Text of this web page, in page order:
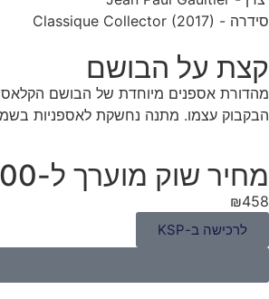
סידרה - Classique Collector (2017)
קצת על הבושם
מהדורת אספנים מיוחדת של הבושם הקלאסי
הבקבוק עצמו. מתנה נחשקת לאספניות
מחיר שוק מוערך ל-100 מ"ל
₪458
לרכישה ב-KSP